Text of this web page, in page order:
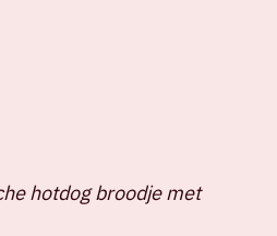
hotdog broodje met